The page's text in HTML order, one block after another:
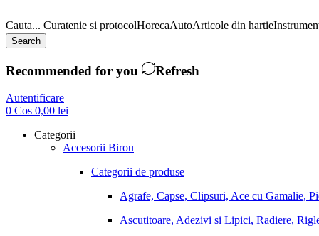
Cauta... Curatenie si protocolHorecaAutoArticole din hartie
Search
Recommended for you Refresh
Autentificare
0 Cos 0,00 lei
Categorii
Accesorii Birou
Categorii de produse
Agrafe, Capse, Clipsuri, Ace cu Gamalie,
Ascutitoare, Adezivi si Lipici, Radiere,